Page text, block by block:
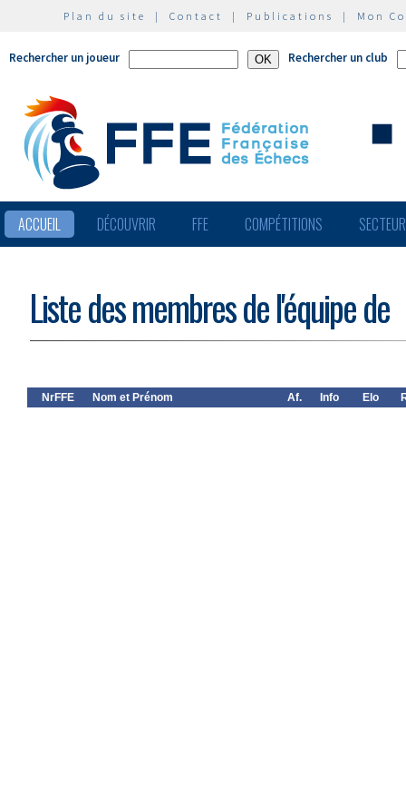
Plan du site | Contact | Publications | Mon
Rechercher un joueur Rechercher un club
ACCUEIL DÉCOUVRIR FFE COMPÉTITIONS
Liste des membres de l'équipe de
NrFFE Nom et Prénom Af. Info Elo